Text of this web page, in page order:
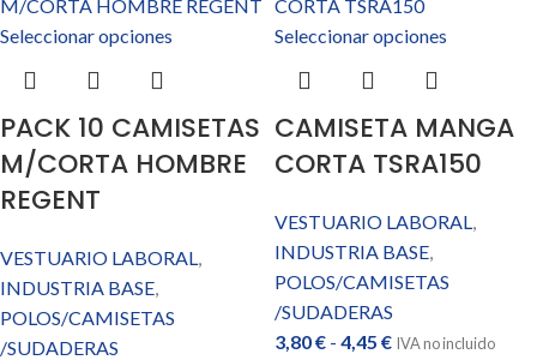
Seleccionar opciones
PACK 10 CAMISETAS
M/CORTA HOMBRE
REGENT
VESTUARIO LABORAL,
INDUSTRIA BASE,
POLOS/CAMISETAS
/SUDADERAS
Seleccionar opciones
CAMISETA MANGA
CORTA TSRA150
VESTUARIO LABORAL,
INDUSTRIA BASE,
POLOS/CAMISETAS
/SUDADERAS
3,80€ - 4,45 € IVA no incluido